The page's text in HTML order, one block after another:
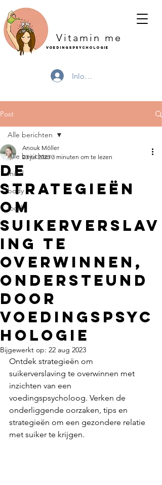
Vitamin me
Voedingspsychologie
Inloggen
Post
Alle berichten
mind
body
food
Alle berichten
De
Strategieën
om
suikerverslav
ing te
overwinnen,
ondersteund
door
voedingspsyc
hologie
Anouk Möller
23 jul 2023 3 minuten om te lezen
Bijgewerkt op: 22 aug 2023
Ontdek strategieën om
suikerverslaving te overwinnen met
inzichten van een
voedingspsycholoog. Verken de
onderliggende oorzaken, tips en
strategieën om een gezondere relatie
met suiker te krijgen.